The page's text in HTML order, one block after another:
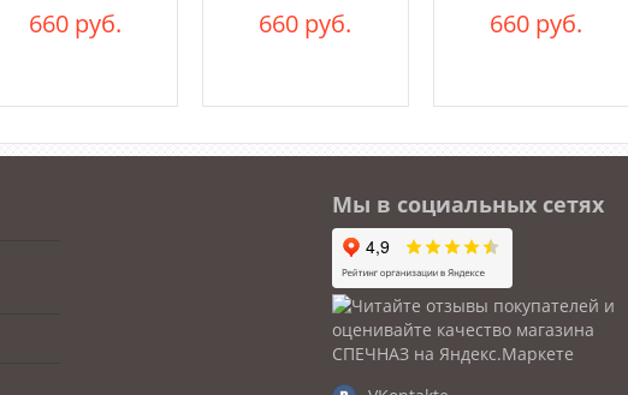
660 руб. 660 руб. 660 руб.
Мы в социальных сетях